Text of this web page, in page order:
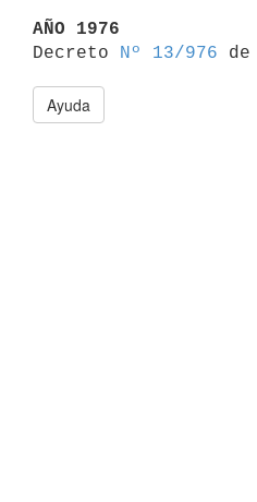
AÑO 1976
Decreto
Nº 13/976
Ayuda